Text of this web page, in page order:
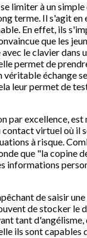
limiter à un
terme. Il s'agit
En effet, ils
que les
le clavier dans
permet de
échange
leur permet de
excellence, est
contact virtuel où il
à risque.
que "la copine
informations
de saisir
de stocker le
tant
ils sont capables